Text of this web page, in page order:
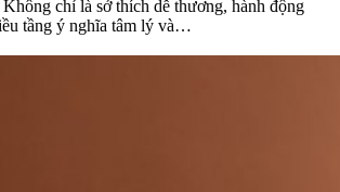
chỉ là sở thích dễ thương, hành động
tầng ý nghĩa tâm lý và…